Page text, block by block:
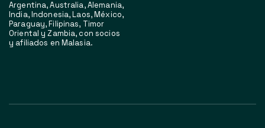
Argentina, Australia, Alemania,
India, Indonesia, Laos, México,
Paraguay, Filipinas, Timor
Oriental y Zambia, con socios
y afiliados en Malasia.